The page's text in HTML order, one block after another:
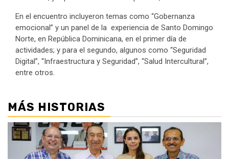
En el encuentro incluyeron temas como “Gobernanza
emocional” y un panel de la experiencia de Santo Domingo
Norte, en República Dominicana, en el primer día de
actividades; y para el segundo, algunos como “Seguridad
Digital”, “Infraestructura y Seguridad”, “Salud Intercultural”,
entre otros.
MÁS HISTORIAS